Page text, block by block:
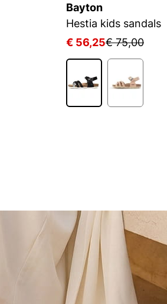
Bayton
Hestia kids sandals
€ 56,25€ 75,00